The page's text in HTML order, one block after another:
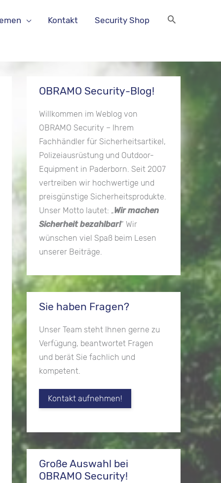
Kontakt Security Shop
OBRAMO Security-Blog!
Willkommen im Weblog von
OBRAMO Security – Ihrem
Fachhändler für Sicherheitsartikel,
Polizeiausrüstung und Outdoor-
Equipment in Paderborn. Seit 2007
vertreiben wir hochwertige und
preisgünstige Sicherheitsprodukte.
Unser Motto lautet: „Wir machen
Sicherheit bezahlbar!“ Wir
wünschen viel Spaß beim Lesen
unserer Beiträge.
Sie haben Fragen?
Unser Team steht Ihnen gerne zu
Verfügung, beantwortet Fragen
und berät Sie fachlich und
kompetent.
Kontakt aufnehmen!
Große Auswahl bei
OBRAMO Security!